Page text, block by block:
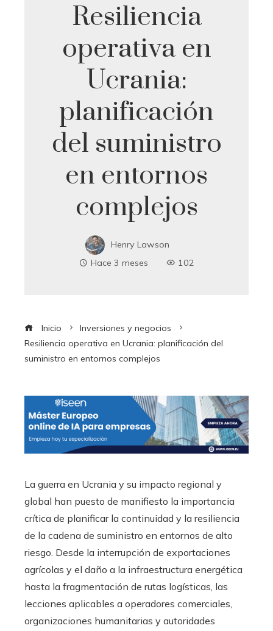
Resiliencia
operativa en
Ucrania:
planificación
del suministro
en entornos
complejos
Henry Lawson
Hace 3 meses
102
Inicio
Inversiones y negocios
Resiliencia operativa en Ucrania: planificación del
suministro en entornos complejos
La guerra en Ucrania y su impacto regional y
global han puesto de manifiesto la importancia
crítica de planificar la continuidad y la resiliencia
de la cadena de suministro en entornos de alto
riesgo. Desde la interrupción de exportaciones
agrícolas y el daño a la infraestructura energética
hasta la fragmentación de rutas logísticas, las
lecciones aplicables a operadores comerciales,
organizaciones humanitarias y autoridades